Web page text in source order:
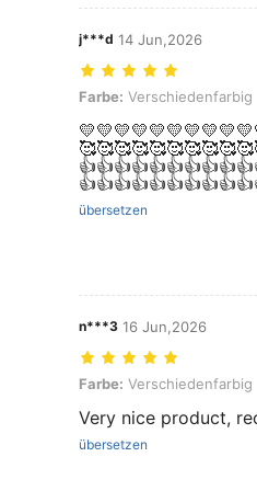
j***d 14 Jun,2026
Farbe: Verschiedenfarbig,
Farbe: Verschiedenfarbig
übersetzen
n***3 16 Jun,2026
Farbe: Verschiedenfarbig,
Farbe: Verschiedenfarbig
Very nice product,
übersetzen